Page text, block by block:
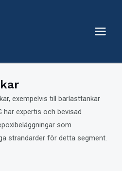
Menu
exempelvis till barlasttankar
har expertis och bevisad
som
strandarder för detta segment.